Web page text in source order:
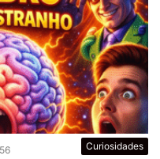
Curiosidades